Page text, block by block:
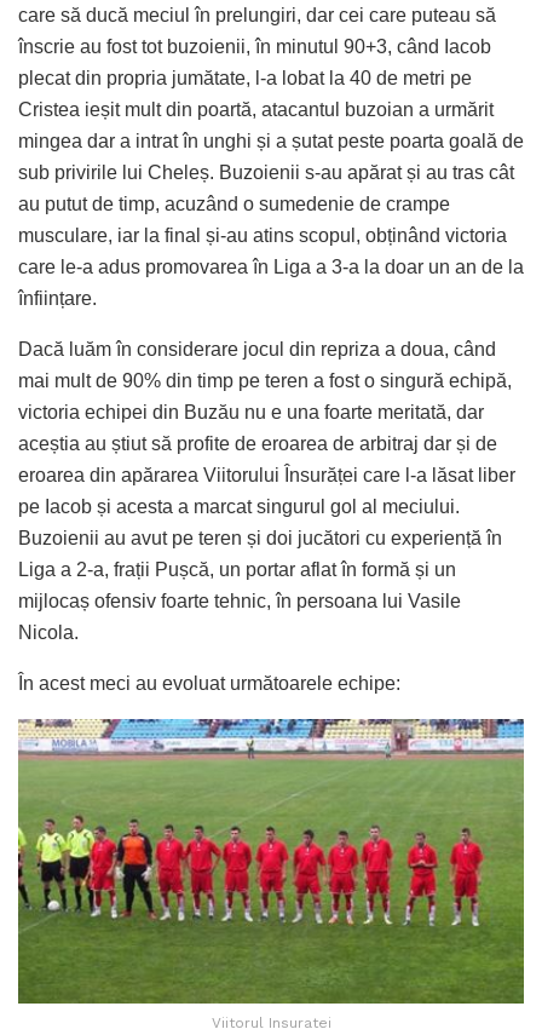
care să ducă meciul în prelungiri, dar cei care puteau să
înscrie au fost tot buzoienii, în minutul 90+3, când Iacob
plecat din propria jumătate, l-a lobat la 40 de metri pe
Cristea ieșit mult din poartă, atacantul buzoian a urmărit
mingea dar a intrat în unghi și a șutat peste poarta goală de
sub privirile lui Cheleș. Buzoienii s-au apărat și au tras cât
au putut de timp, acuzând o sumedenie de crampe
musculare, iar la final și-au atins scopul, obținând victoria
care le-a adus promovarea în Liga a 3-a la doar un an de la
înființare.
Dacă luăm în considerare jocul din repriza a doua, când
mai mult de 90% din timp pe teren a fost o singură echipă,
victoria echipei din Buzău nu e una foarte meritată, dar
aceștia au știut să profite de eroarea de arbitraj dar și de
eroarea din apărarea Viitorului Însurăței care l-a lăsat liber
pe Iacob și acesta a marcat singurul gol al meciului.
Buzoienii au avut pe teren și doi jucători cu experiență în
Liga a 2-a, frații Pușcă, un portar aflat în formă și un
mijlocaș ofensiv foarte tehnic, în persoana lui Vasile
Nicola.
În acest meci au evoluat următoarele echipe:
Viitorul Insuratei